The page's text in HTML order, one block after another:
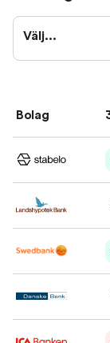
Välj...
Bolag